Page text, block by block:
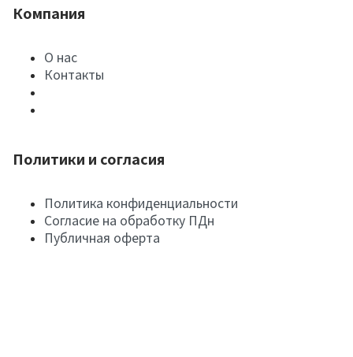
Компания
О нас
Контакты
Политики и согласия
Политика конфиденциальности
Согласие на обработку ПДн
Публичная оферта